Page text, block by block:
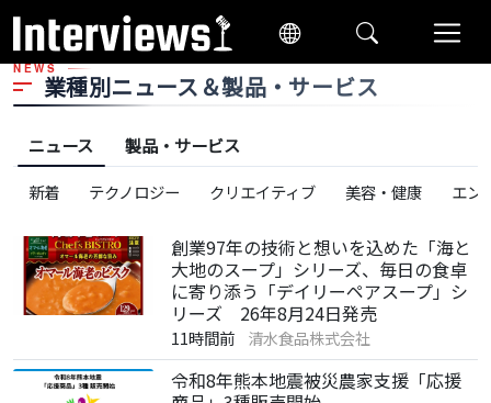
NEWS
業種別ニュース＆製品・サービス
ニュース 製品・サービス
新着 テクノロジー クリエイティブ 美容・健康 エン
創業97年の技術と想いを込めた「海と
大地のスープ」シリーズ、毎日の食卓
に寄り添う「デイリーペアスープ」シ
リーズ 26年8月24日発売
11時間前 清水食品株式会社
令和8年熊本地震被災農家支援「応援